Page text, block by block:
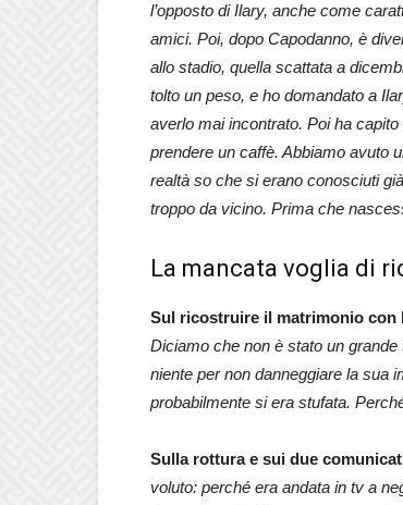
l’opposto di Ilary, anche come
amici. Poi, dopo Capodanno, è
allo stadio, quella scattata a
tolto un peso, e ho domandato a
averlo mai incontrato. Poi ha
prendere un caffè. Abbiamo avuto
realtà so che si erano conosciuti
troppo da vicino. Prima che
La mancata voglia di
Sul ricostruire il matrimonio con
Diciamo che non è stato un
niente per non danneggiare la sua
probabilmente si era stufata.
Sulla rottura e sui due
voluto: perché era andata in tv a